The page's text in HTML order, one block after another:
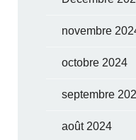
novembre
octobre 2024
septembre
août 2024